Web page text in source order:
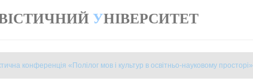
УНІВЕРСИТЕТ
конференція «Полілог мов і культур в освітньо-науковому просторі»